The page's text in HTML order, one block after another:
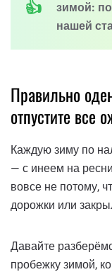
зимой:
нашей
Правильно
отпустите все
Каждую зиму по
— с инеем на
вовсе не потому,
дорожки или
Давайте
пробежку зимой,